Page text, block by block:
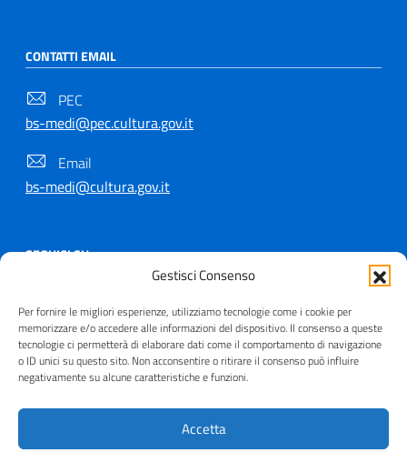
Gestisci Consenso
Per fornire le migliori esperienze, utilizziamo tecnologie come i cookie per
memorizzare e/o accedere alle informazioni del dispositivo. Il consenso a queste
tecnologie ci permetterà di elaborare dati come il comportamento di navigazione
o ID unici su questo sito. Non acconsentire o ritirare il consenso può influire
negativamente su alcune caratteristiche e funzioni.
Accetta
CONTATTI EMAIL
PEC
bs-medi@pec.cultura.gov.it
Email
bs-medi@cultura.gov.it
SEGUICI SU
Copyright © 2021 - 2026
Useful Links Section
| Realizzato da